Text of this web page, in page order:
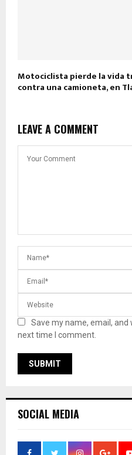
Motociclista pierde la vida
contra una camioneta, en
LEAVE A COMMENT
Save my name, email,
next time I comment.
SOCIAL MEDIA